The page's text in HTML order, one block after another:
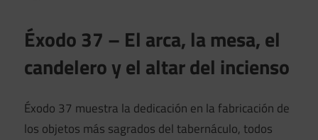
Éxodo 37 – El arca, la mesa, el
candelero y el altar del incienso
Éxodo 37 muestra la dedicación en la fabricación de
los objetos más sagrados del tabernáculo, todos